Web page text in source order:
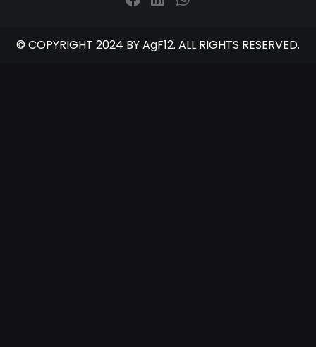
© COPYRIGHT 2024 BY AgF12. ALL RIGHTS RESERVED.